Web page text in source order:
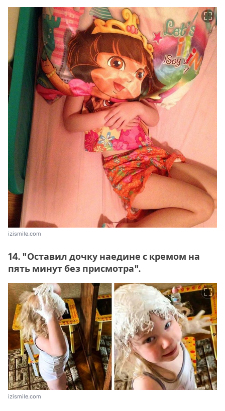
izismile.com
14. "Оставил дочку наедине с кремом на
пять минут без присмотра".
izismile.com